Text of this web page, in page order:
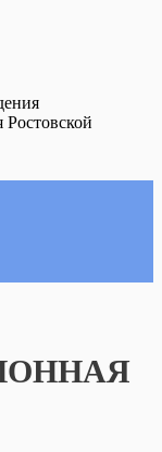
Ростовской